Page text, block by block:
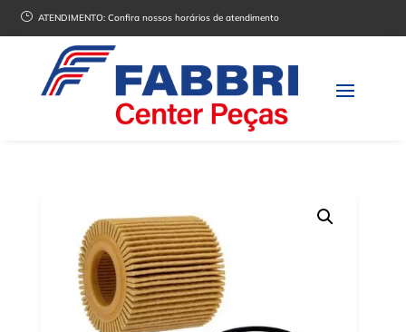
} ATENDIMENTO:Confira nossos horários de atendimento